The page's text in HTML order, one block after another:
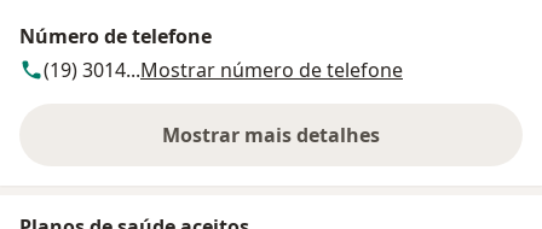
Número de telefone
(19) 3014...Mostrar número de telefone
Mostrar mais detalhes
sobre o endereço